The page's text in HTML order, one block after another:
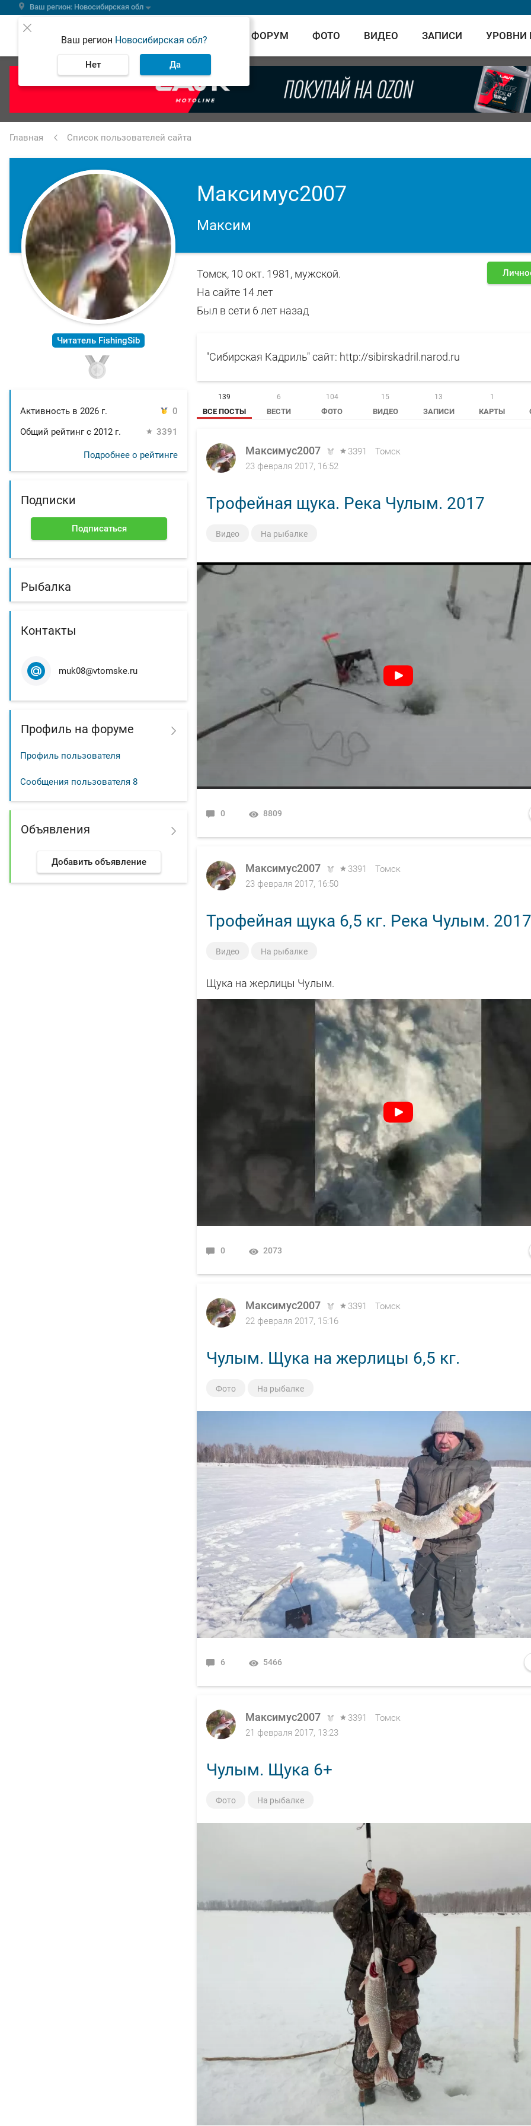
Ваш регион: Новосибирская обл
Ваш регион Новосибирская обл?
Нет Да
ВЕСТИ ФОРУМ ФОТО ВИДЕО ЗАПИСИ УРОВНИ
Главная Список пользователей сайта
Максимус2007
Максим
Томск, 10 окт. 1981, мужской.
На сайте 14 лет
Был в сети 6 лет назад
Читатель FishingSib
Активность в 2026 г.
0
Общий рейтинг с 2012 г.
3391
Подробнее о рейтинге
Подписки
Подписаться
Рыбалка
Контакты
muk08@vtomske.ru
Профиль на форуме
Профиль пользователя
Сообщения пользователя 8
Объявления
Добавить объявление
"Сибирская Кадриль" сайт: http://sibirskadril.narod.ru
ВСЕ ПОСТЫ
139
ВЕСТИ
6
ФОТО
104
ВИДЕО
15
ЗАПИСИ
13
КАРТЫ
1
Максимус2007 3391
Томск
23 февраля 2017, 16:52
Трофейная щука. Река Чулым. 2017
Видео На рыбалке
0 8809
Максимус2007 3391
Томск
23 февраля 2017, 16:50
Трофейная щука 6,5 кг. Река Чулым. 2017
Видео На рыбалке
Щука на жерлицы Чулым.
0 2073
Максимус2007 3391
Томск
22 февраля 2017, 15:16
Чулым. Щука на жерлицы 6,5 кг.
Фото На рыбалке
6 5466
Максимус2007 3391
Томск
21 февраля 2017, 13:23
Чулым. Щука 6+
Фото На рыбалке